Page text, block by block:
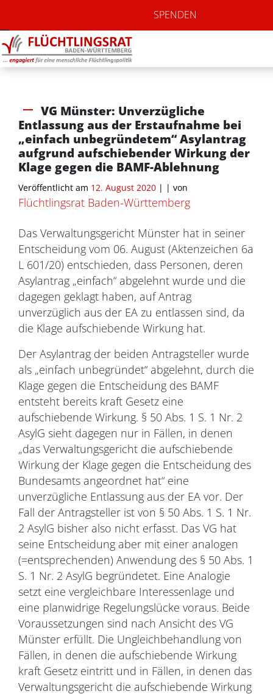
SPENDEN
VG Münster: Unverzügliche
Entlassung aus der Erstaufnahme bei
„einfach unbegründetem“ Asylantrag
aufgrund aufschiebender Wirkung der
Klage gegen die BAMF-Ablehnung
Veröffentlicht am 12. August 2020 | | von
Flüchtlingsrat Baden-Württemberg
Das Verwaltungsgericht Münster hat in seiner
Entscheidung vom 06. August (Aktenzeichen 6a
L 601/20) entschieden, dass Personen, deren
Asylantrag „einfach“ abgelehnt wurde und die
dagegen geklagt haben, auf Antrag
unverzüglich aus der EA zu entlassen sind, da
die Klage aufschiebende Wirkung hat.
Der Asylantrag der beiden Antragsteller wurde
als „einfach unbegründet“ abgelehnt, durch die
Klage gegen die Entscheidung des BAMF
entsteht bereits kraft Gesetz eine
aufschiebende Wirkung. § 50 Abs. 1 S. 1 Nr. 2
AsylG sieht dagegen nur in Fällen, in denen
„das Verwaltungsgericht die aufschiebende
Wirkung der Klage gegen die Entscheidung des
Bundesamts angeordnet hat“ eine
unverzügliche Entlassung aus der EA vor. Der
Fall der Antragsteller ist von § 50 Abs. 1 S. 1 Nr.
2 AsylG bisher also nicht erfasst. Das VG hat
seine Entscheidung aber mit einer analogen
(=entsprechenden) Anwendung des § 50 Abs. 1
S. 1 Nr. 2 AsylG begründetet. Eine Analogie
setzt eine vergleichbare Interessenlage und
eine planwidrige Regelungslücke voraus. Beide
Voraussetzungen sind nach Ansicht des VG
Münster erfüllt. Die Ungleichbehandlung von
Fällen, in denen die aufschiebende Wirkung
kraft Gesetz eintritt und in Fällen, in denen das
Verwaltungsgericht die aufschiebende Wirkung